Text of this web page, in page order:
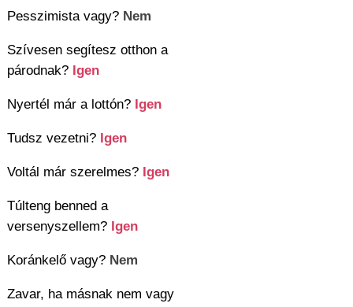
Pesszimista vagy? Nem
Szívesen segítesz otthon a
párodnak? Igen
Nyertél már a lottón? Igen
Tudsz vezetni? Igen
Voltál már szerelmes? Igen
Túlteng benned a
versenyszellem? Igen
Koránkelő vagy? Nem
Zavar, ha másnak nem vagy